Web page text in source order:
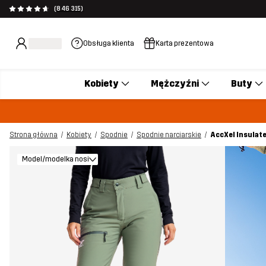
(846 315)
Obsługa klienta Karta prezentowa
Kobiety Mężczyźni Buty
Strona główna Kobiety Spodnie Spodnie narciarskie AccXel
Model/modelka nosi